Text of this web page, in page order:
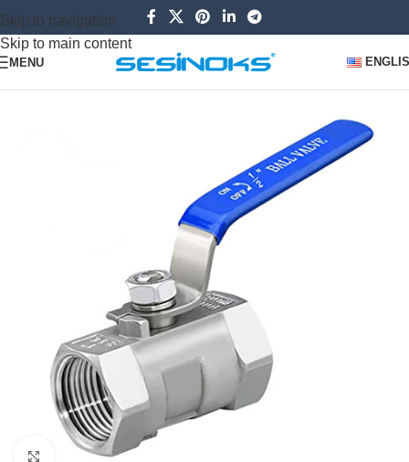
Skip to navigation
Skip to main content
MENU
Click to enlarge